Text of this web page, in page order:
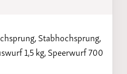
Stabhochsprung,
1,5 kg, Speerwurf 700